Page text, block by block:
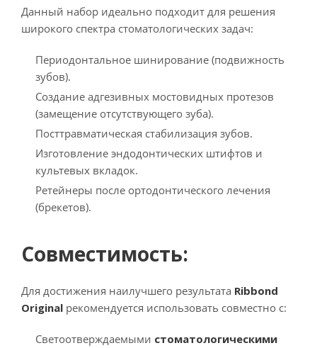
Данный набор идеально подходит для решения
широкого спектра стоматологических задач:
Периодонтальное шинирование (подвижность
зубов).
Создание адгезивных мостовидных протезов
(замещение отсутствующего зуба).
Посттравматическая стабилизация зубов.
Изготовление эндодонтических штифтов и
культевых вкладок.
Ретейнеры после ортодонтического лечения
(брекетов).
Совместимость:
Для достижения наилучшего результата Ribbond
Original рекомендуется использовать совместно с:
Светоотверждаемыми стоматологическими